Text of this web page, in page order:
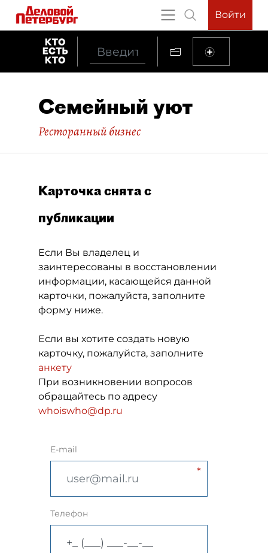
Войти
Семейный уют
Ресторанный бизнес
Карточка снята с
публикации
Если Вы владелец и
заинтересованы в восстановлении
информации, касающейся данной
карточки, пожалуйста, заполните
форму ниже.
Если вы хотите создать новую
карточку, пожалуйста, заполните
анкету
При возникновении вопросов
обращайтесь по адресу
whoiswho@dp.ru
E-mail
Телефон